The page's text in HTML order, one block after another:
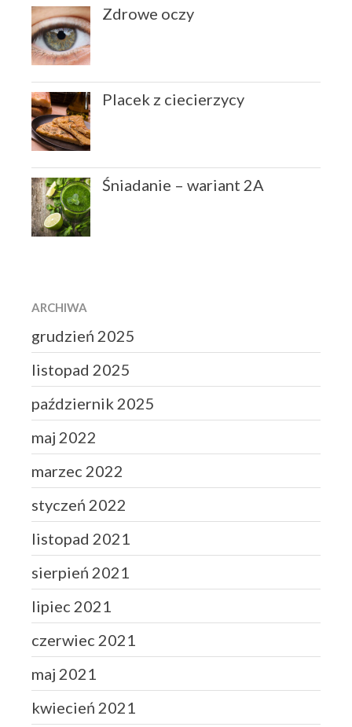
Zdrowe oczy
Placek z ciecierzycy
Śniadanie – wariant 2A
ARCHIWA
grudzień 2025
listopad 2025
październik 2025
maj 2022
marzec 2022
styczeń 2022
listopad 2021
sierpień 2021
lipiec 2021
czerwiec 2021
maj 2021
kwiecień 2021